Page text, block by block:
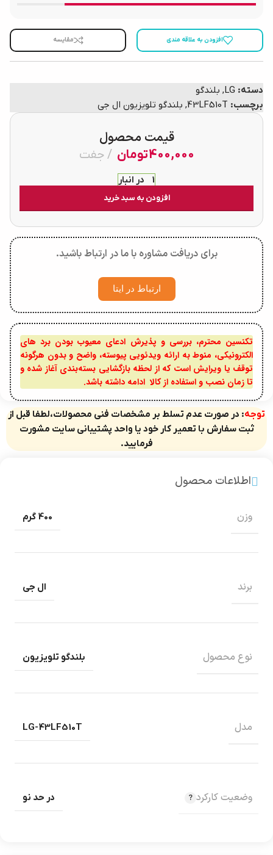
افزودن به علاقه مندی مقایسه
دسته: LG
, بلندگو
برچسب: 43LF510T
, بلندگو تلویزیون ال جی
قیمت محصول
400,000تومان جفت
1 در انبار
افزودن به سبد خرید
برای دریافت مشاوره با ما در ارتباط باشید.
ارتباط در ایتا
تکنسین محترم، بررسی و پذیرش ادعای معیوب بودن برد های
الکترونیکی، منوط به ارائه ویدئویی پیوسته، واضح و بدون هرگونه
توقف یا ویرایش است که از لحظه بازگشایی بسته‌بندی آغاز شده و
تا زمان نصب و استفاده از کالا ادامه داشته باشد.
توجه: در صورت عدم تسلط بر مشخصات فنی محصولات،لطفا قبل از
ثبت سفارش با تعمیر کار خود یا واحد پشتیبانی سایت مشورت
فرمایید.
اطلاعات محصول
وزن 400 گرم
برند ال جی
نوع محصول بلندگو تلویزیون
مدل LG-43LF510T
وضعیت کارکرد در حد نو